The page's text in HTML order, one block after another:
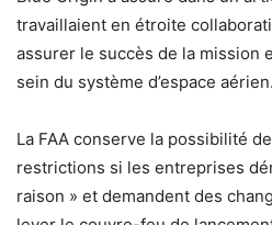
travaillaient en étroite
assurer le succès de la mission
sein du système d’espace aérien.
La FAA conserve la possibilité
restrictions si les entreprises
raison » et demandent des